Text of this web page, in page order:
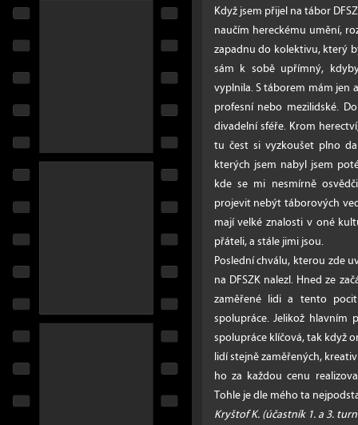
Když jsem přijel na tábor
naučím hereckému umění,
zapadnu do kolektivu, který
sám k sobě upřímný,
vyplnila. S táborem mám jen
profesní nebo mezilidské.
divadelní sféře. Krom
tu čest si vyzkoušet plno
kterých jsem nabyl jsem
kde se mi nesmírně
projevit nebýt táborových
mají velké znalosti v oné
přáteli, a stále jimi jsou.
Poslední chválu, kterou zde
na DFSZK nalezl. Hned ze
zaměřené lidi a tento
spolupráce. Jelikož
spolupráce klíčová, tak když
lidí stejně zaměřených,
ho za každou cenu
Tohle je dle mého ta
Kryštof K. (účastník 1. a 3.